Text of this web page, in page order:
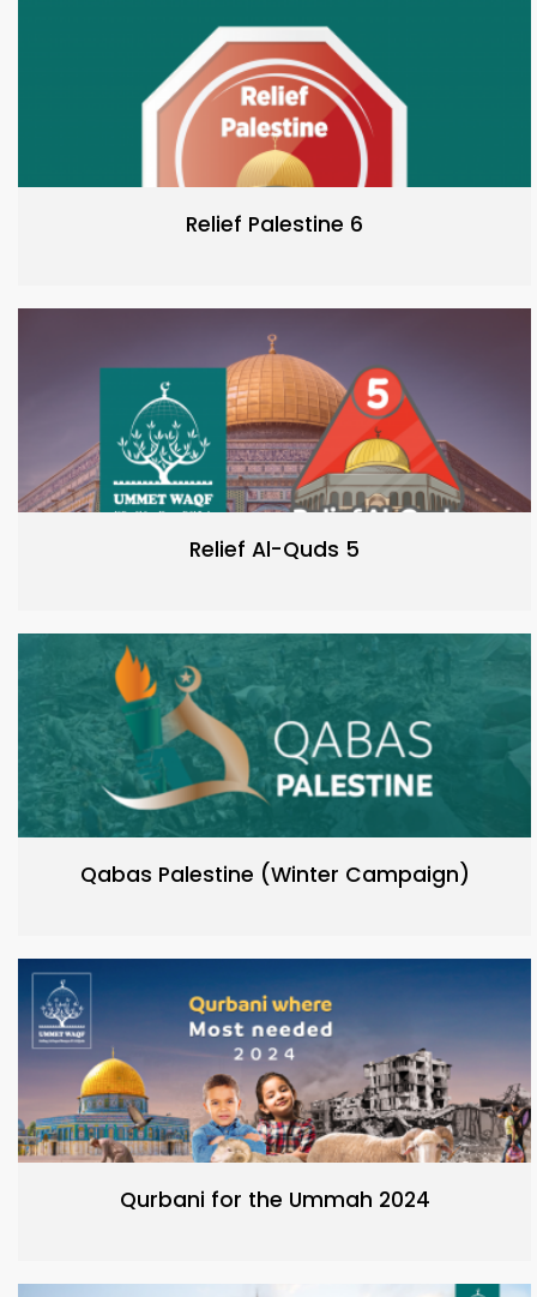
Relief Palestine 6
Relief Al-Quds 5
Qabas Palestine (Winter Campaign)
Qurbani for the Ummah 2024